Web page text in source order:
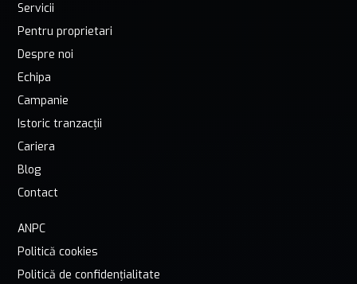
Servicii
Pentru proprietari
Despre noi
Echipa
Campanie
Istoric tranzacții
Cariera
Blog
Contact
ANPC
Politică cookies
Politică de confidențialitate